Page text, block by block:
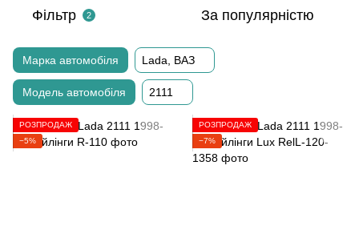
Фільтр 2 За популярністю
Марка автомобіля Lada, ВАЗ
Модель автомобіля 2111
РОЗПРОДАЖ
−5%
РОЗПРОДАЖ
−7%